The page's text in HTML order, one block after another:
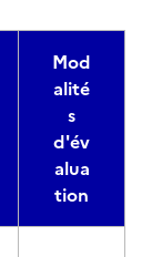
Mod
alité
s
d'év
alua
tion